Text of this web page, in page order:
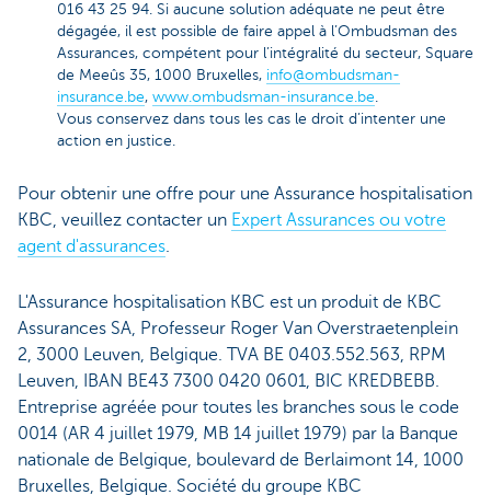
016 43 25 94. Si aucune solution adéquate ne peut être
dégagée, il est possible de faire appel à l’Ombudsman des
Assurances, compétent pour l’intégralité du secteur, Square
de Meeûs 35, 1000 Bruxelles, info@ombudsman-
insurance.be, www.ombudsman-insurance.be.
Vous conservez dans tous les cas le droit d’intenter une
action en justice.
Pour obtenir une offre pour une Assurance hospitalisation
KBC, veuillez contacter un Expert Assurances ou votre
agent d'assurances.
L'Assurance hospitalisation KBC est un produit de KBC
Assurances SA, Professeur Roger Van Overstraetenplein
2, 3000 Leuven, Belgique. TVA BE 0403.552.563, RPM
Leuven, IBAN BE43 7300 0420 0601, BIC KREDBEBB.
Entreprise agréée pour toutes les branches sous le code
0014 (AR 4 juillet 1979, MB 14 juillet 1979) par la Banque
nationale de Belgique, boulevard de Berlaimont 14, 1000
Bruxelles, Belgique. Société du groupe KBC